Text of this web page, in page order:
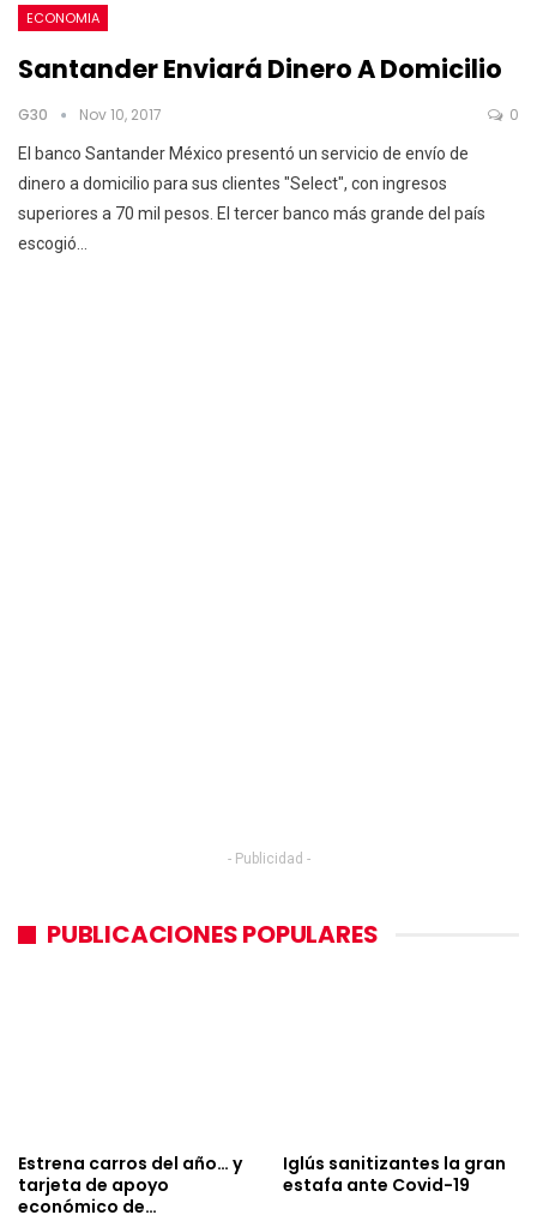
ECONOMIA
Santander Enviará Dinero A Domicilio
G30 Nov 10, 2017 0
El banco Santander México presentó un servicio de envío de
dinero a domicilio para sus clientes "Select", con ingresos
superiores a 70 mil pesos. El tercer banco más grande del país
escogió…
- Publicidad -
PUBLICACIONES POPULARES
Estrena carros del año… y
tarjeta de apoyo
económico de…
Iglús sanitizantes la gran
estafa ante Covid-19